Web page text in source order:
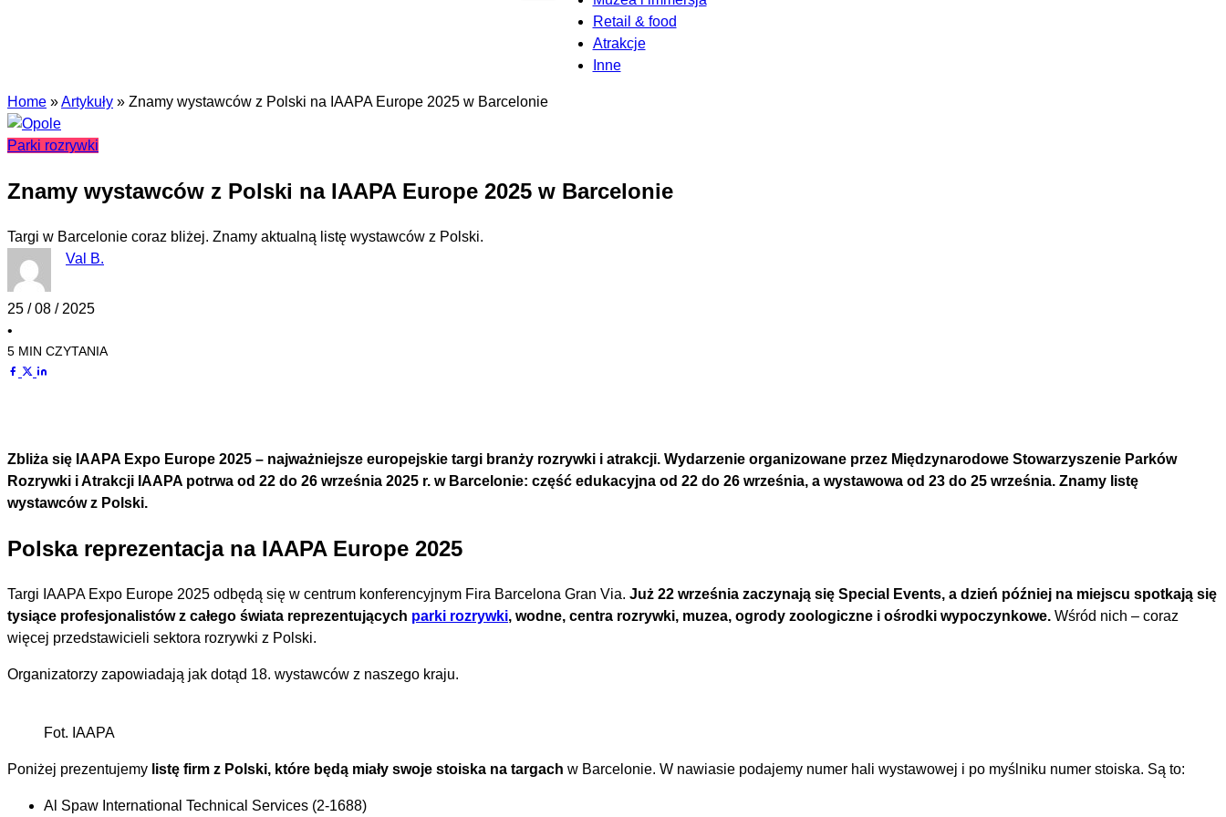
Retail & food
Atrakcje
Inne
Home »Artykuły » Znamy wystawców z Polski na IAAPA Europe 2025 w Barcelonie
Parki rozrywki
Znamy wystawców z Polski na IAAPA Europe 2025 w Barcelonie
Targi w Barcelonie coraz bliżej. Znamy aktualną listę wystawców z Polski.
Val B.
25 / 08 / 2025
•
5 MIN CZYTANIA
Zbliża się IAAPA Expo Europe 2025 – najważniejsze europejskie targi branży rozrywki i atrakcji. Wydarzenie organizowane przez Międzynarodowe Stowarzyszenie Parków
Rozrywki i Atrakcji IAAPA potrwa od 22 do 26 września 2025 r. w Barcelonie: część edukacyjna od 22 do 26 września, a wystawowa od 23 do 25 września. Znamy listę
wystawców z Polski.
Polska reprezentacja na IAAPA Europe 2025
Targi IAAPA Expo Europe 2025 odbędą się w centrum konferencyjnym Fira Barcelona Gran Via. Już 22 września zaczynają się Special Events, a dzień później na miejscu spotkają się
tysiące profesjonalistów z całego świata reprezentujących parki rozrywki, wodne, centra rozrywki, muzea, ogrody zoologiczne i ośrodki wypoczynkowe. Wśród nich – coraz
więcej przedstawicieli sektora rozrywki z Polski.
Organizatorzy zapowiadają jak dotąd 18. wystawców z naszego kraju.
Fot. IAAPA
Poniżej prezentujemy listę firm z Polski, które będą miały swoje stoiska na targach w Barcelonie. W nawiasie podajemy numer hali wystawowej i po myślniku numer stoiska. Są to:
Al Spaw International Technical Services (2-1688)